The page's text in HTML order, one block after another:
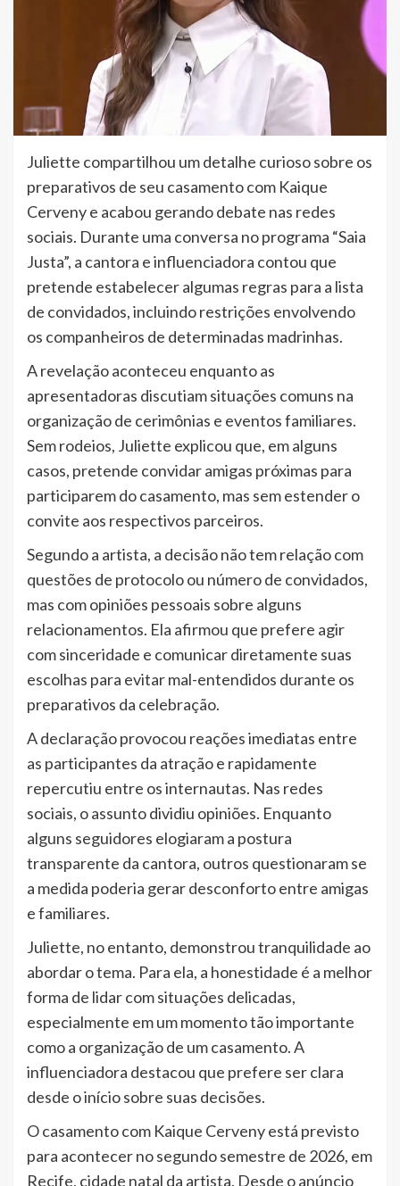
Juliette compartilhou um detalhe curioso sobre os
preparativos de seu casamento com Kaique
Cerveny e acabou gerando debate nas redes
sociais. Durante uma conversa no programa “Saia
Justa”, a cantora e influenciadora contou que
pretende estabelecer algumas regras para a lista
de convidados, incluindo restrições envolvendo
os companheiros de determinadas madrinhas.
A revelação aconteceu enquanto as
apresentadoras discutiam situações comuns na
organização de cerimônias e eventos familiares.
Sem rodeios, Juliette explicou que, em alguns
casos, pretende convidar amigas próximas para
participarem do casamento, mas sem estender o
convite aos respectivos parceiros.
Segundo a artista, a decisão não tem relação com
questões de protocolo ou número de convidados,
mas com opiniões pessoais sobre alguns
relacionamentos. Ela afirmou que prefere agir
com sinceridade e comunicar diretamente suas
escolhas para evitar mal-entendidos durante os
preparativos da celebração.
A declaração provocou reações imediatas entre
as participantes da atração e rapidamente
repercutiu entre os internautas. Nas redes
sociais, o assunto dividiu opiniões. Enquanto
alguns seguidores elogiaram a postura
transparente da cantora, outros questionaram se
a medida poderia gerar desconforto entre amigas
e familiares.
Juliette, no entanto, demonstrou tranquilidade ao
abordar o tema. Para ela, a honestidade é a melhor
forma de lidar com situações delicadas,
especialmente em um momento tão importante
como a organização de um casamento. A
influenciadora destacou que prefere ser clara
desde o início sobre suas decisões.
O casamento com Kaique Cerveny está previsto
para acontecer no segundo semestre de 2026, em
Recife, cidade natal da artista. Desde o anúncio